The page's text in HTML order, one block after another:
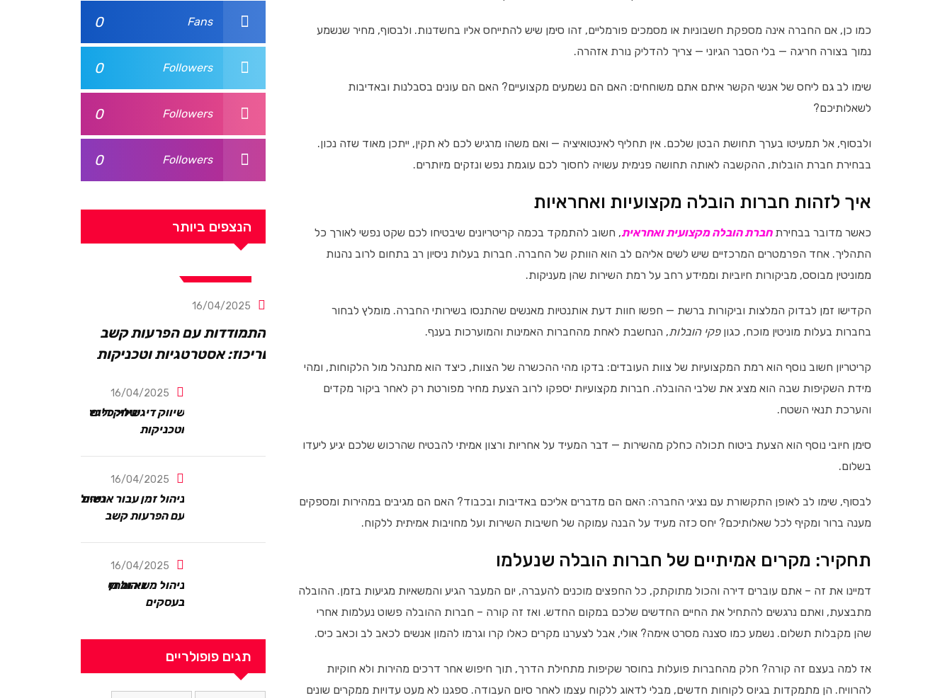
כמו כן, אם החברה אינה מספקת חשבוניות או מסמכים פורמליים, זהו סימן שיש להתייחס אליו בחשדנות. ולבסוף, מחיר שנשמע
נמוך בצורה חריגה — בלי הסבר הגיוני — צריך להדליק נורת אזהרה.
שימו לב גם ליחס של אנשי הקשר איתם אתם משוחחים: האם הם נשמעים מקצועיים? האם הם עונים בסבלנות ובאדיבות
לשאלותיכם?
ולבסוף, אל תמעיטו בערך תחושת הבטן שלכם. אין תחליף לאינטואיציה — ואם משהו מרגיש לכם לא תקין, ייתכן מאוד שזה נכון.
בבחירת חברת הובלות, ההקשבה לאותה תחושה פנימית עשויה לחסוך לכם עוגמת נפש ונזקים מיותרים.
איך לזהות חברות הובלה מקצועיות ואחראיות
כאשר מדובר בבחירתחברת הובלה מקצועית ואחראית, חשוב להתמקד בכמה קריטריונים שיבטיחו לכם שקט נפשי לאורך כל
התהליך. אחד הפרמטרים המרכזיים שיש לשים אליהם לב הוא הוותק של החברה. חברות בעלות ניסיון רב בתחום לרוב נהנות
ממוניטין מבוסס, מביקורות חיוביות וממידע רחב על רמת השירות שהן מעניקות.
הקדישו זמן לבדוק המלצות וביקורות ברשת — חפשו חוות דעת אותנטיות מאנשים שהתנסו בשירותי החברה. מומלץ לבחור
בחברות בעלות מוניטין מוכח, כגוןפקי הובלות, הנחשבת לאחת מהחברות האמינות והמוערכות בענף.
קריטריון חשוב נוסף הוא רמת המקצועיות של צוות העובדים: בדקו מהי ההכשרה של הצוות, כיצד הוא מתנהל מול הלקוחות, ומהי
מידת השקיפות שבה הוא מציג את שלבי ההובלה. חברות מקצועיות יספקו לרוב הצעת מחיר מפורטת רק לאחר ביקור מקדים
והערכת תנאי השטח.
סימן חיובי נוסף הוא הצעת ביטוח תכולה כחלק מהשירות — דבר המעיד על אחריות ורצון אמיתי להבטיח שהרכוש שלכם יגיע ליעדו
בשלום.
לבסוף, שימו לב לאופן התקשורת עם נציגי החברה: האם הם מדברים אליכם באדיבות ובכבוד? האם הם מגיבים במהירות ומספקים
מענה ברור ומקיף לכל שאלותיכם? יחס כזה מעיד על הבנה עמוקה של חשיבות השירות ועל מחויבות אמיתית ללקוח.
תחקיר: מקרים אמיתיים של חברות הובלה שנעלמו
דמיינו את זה – אתם עוברים דירה והכול מתוקתק, כל החפצים מוכנים להעברה, יום המעבר הגיע והמשאיות מגיעות בזמן. ההובלה
מתבצעת, ואתם נרגשים להתחיל את החיים החדשים שלכם במקום החדש. ואז זה קורה – חברות ההובלה פשוט נעלמות אחרי
שהן מקבלות תשלום. נשמע כמו סצנה מסרט אימה? אולי, אבל לצערנו מקרים כאלו קרו וגרמו להמון אנשים לכאב לב וכאב כיס.
אז למה בעצם זה קורה? חלק מהחברות פועלות בחוסר שקיפות מתחילת הדרך, תוך חיפוש אחר דרכים מהירות ולא חוקיות
להרוויח. הן מתמקדות בגיוס לקוחות חדשים, מבלי לדאוג ללקוח עצמו לאחר סיום העבודה. ספגנו לא מעט עדויות ממקרים שונים
0 Fans
0 Followers
0 Followers
0 Followers
הנצפים ביותר
קשב וריכוז
16/04/2025
התמודדות עם הפרעות קשב
וריכוז: אסטרטגיות וטכניקות
16/04/2025
שיווק דיגיטלי: כלים
וטכניקות
16/04/2025
ניהול זמן עבור אנשים
עם הפרעות קשב
16/04/2025
ניהול משא ומתן
בעסקים
תגים פופולריים